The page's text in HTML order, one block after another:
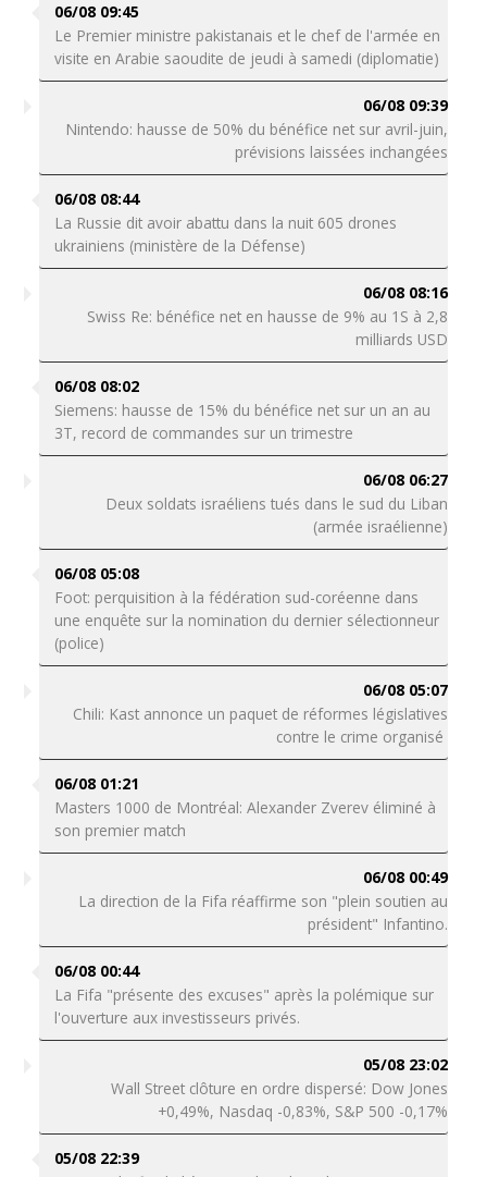
06/08 09:45
Le Premier ministre pakistanais et le chef de l'armée en
visite en Arabie saoudite de jeudi à samedi (diplomatie)
06/08 09:39
Nintendo: hausse de 50% du bénéfice net sur avril-juin,
prévisions laissées inchangées
06/08 08:44
La Russie dit avoir abattu dans la nuit 605 drones
ukrainiens (ministère de la Défense)
06/08 08:16
Swiss Re: bénéfice net en hausse de 9% au 1S à 2,8
milliards USD
06/08 08:02
Siemens: hausse de 15% du bénéfice net sur un an au
3T, record de commandes sur un trimestre
06/08 06:27
Deux soldats israéliens tués dans le sud du Liban
(armée israélienne)
06/08 05:08
Foot: perquisition à la fédération sud-coréenne dans
une enquête sur la nomination du dernier sélectionneur
(police)
06/08 05:07
Chili: Kast annonce un paquet de réformes législatives
contre le crime organisé
06/08 01:21
Masters 1000 de Montréal: Alexander Zverev éliminé à
son premier match
06/08 00:49
La direction de la Fifa réaffirme son "plein soutien au
président" Infantino.
06/08 00:44
La Fifa "présente des excuses" après la polémique sur
l'ouverture aux investisseurs privés.
05/08 23:02
Wall Street clôture en ordre dispersé: Dow Jones
+0,49%, Nasdaq -0,83%, S&P 500 -0,17%
05/08 22:39